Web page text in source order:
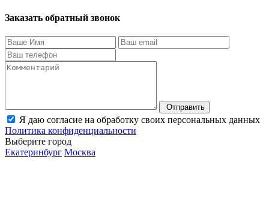
Заказать обратный звонок
Отправить
Я даю согласие на обработку своих персональных данных
Политика конфиденциальности
Выберите город
Екатеринбург Москва